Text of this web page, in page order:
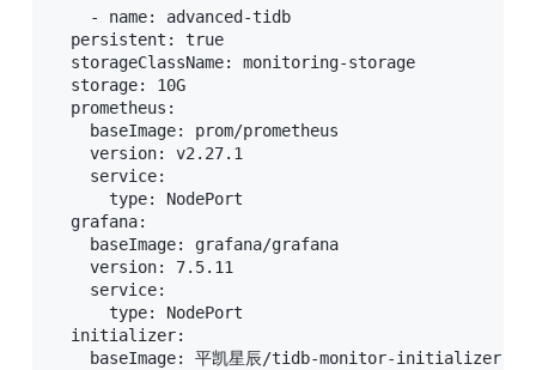
    - name: advanced-tidb
  persistent: true
  storageClassName: monitoring-storage
  storage: 10G
  prometheus:
    baseImage: prom/prometheus
    version: v2.27.1
    service:
      type: NodePort
  grafana:
    baseImage: grafana/grafana
    version: 7.5.11
    service:
      type: NodePort
  initializer:
    baseImage: 平凯星辰/tidb-monitor-initializer